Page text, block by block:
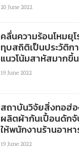
20 June 2022
คลื่นความร้อนโหมยุ
ทุบสถิติเป็นประวัติก
แนวโน้มสาหัสมากขึ้
19 June 2022
สถาบันวิจัยสิ่งทอฮ่
ผลิตผ้ากันเปื้อนดัก
ให้พนักงานร้านอาห
19 June 2022